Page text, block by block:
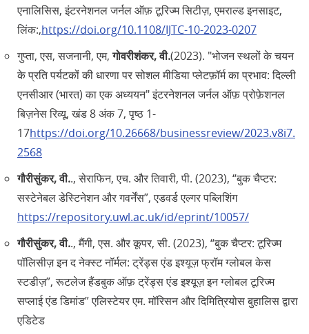
एनालिसिस, इंटरनेशनल जर्नल ऑफ़ टूरिज्म सिटीज़, एमराल्ड इनसाइट,
लिंक:,https://doi.org/10.1108/IJTC-10-2023-0207
गुप्ता, एस, सजनानी, एम,गोवरीशंकर, वी.(2023). "भोजन स्थलों के चयन
के प्रति पर्यटकों की धारणा पर सोशल मीडिया प्लेटफ़ॉर्म का प्रभाव: दिल्ली
एनसीआर (भारत) का एक अध्ययन" इंटरनेशनल जर्नल ऑफ़ प्रोफ़ेशनल
बिज़नेस रिव्यू, खंड 8 अंक 7, पृष्ठ 1-
17https://doi.org/10.26668/businessreview/2023.v8i7.
2568
गौरीसुंकर, वी.., सेराफिन, एच. और तिवारी, पी. (2023), “बुक चैप्टर:
सस्टेनेबल डेस्टिनेशन और गवर्नेंस”, एडवर्ड एल्गर पब्लिशिंग
https://repository.uwl.ac.uk/id/eprint/10057/
गौरीसुंकर, वी.., मैंगी, एस. और कूपर, सी. (2023), “बुक चैप्टर: टूरिज्म
पॉलिसीज़ इन द नेक्स्ट नॉर्मल: ट्रेंड्स एंड इश्यूज़ फ्रॉम ग्लोबल केस
स्टडीज़”, रूटलेज हैंडबुक ऑफ़ ट्रेंड्स एंड इश्यूज़ इन ग्लोबल टूरिज्म
सप्लाई एंड डिमांड” एलिस्टेयर एम. मॉरिसन और दिमित्रियोस बुहालिस द्वारा
एडिटेड